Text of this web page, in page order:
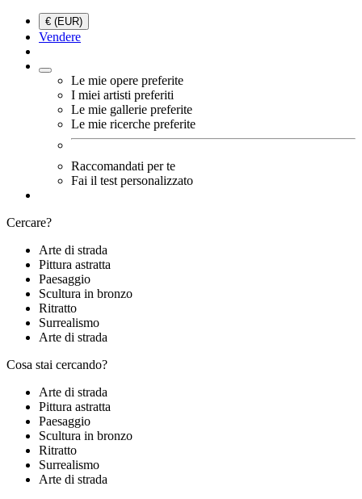
€ (EUR)
Vendere
Le mie opere preferite
I miei artisti preferiti
Le mie gallerie preferite
Le mie ricerche preferite
Raccomandati per te
Fai il test personalizzato
Cercare?
Arte di strada
Pittura astratta
Paesaggio
Scultura in bronzo
Ritratto
Surrealismo
Arte di strada
Cosa stai cercando?
Arte di strada
Pittura astratta
Paesaggio
Scultura in bronzo
Ritratto
Surrealismo
Arte di strada